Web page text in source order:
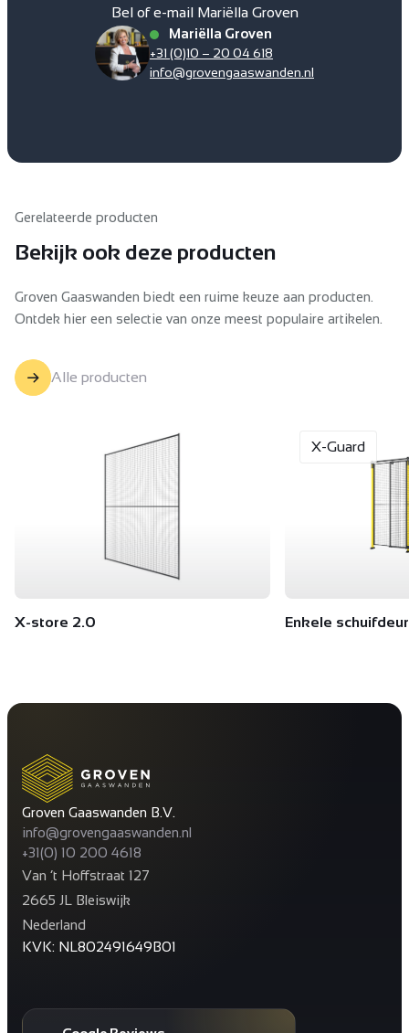
Bel of e-mail Mariëlla Groven
Mariëlla Groven
+31 (0)10 – 20 04 618
info@grovengaaswanden.nl
Gerelateerde producten
Bekijk ook deze producten
Groven Gaaswanden biedt een ruime keuze aan producten.
Ontdek hier een selectie van onze meest populaire artikelen.
Alle producten
X-store 2.0
X-Guard
Enkele schuifdeur
Groven Gaaswanden B.V.
info@grovengaaswanden.nl
+31(0) 10 200 4618
Van ’t Hoffstraat 127
2665 JL Bleiswijk
Nederland
KVK: NL802491649B01